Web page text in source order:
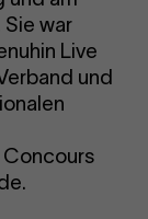
war
Live
und